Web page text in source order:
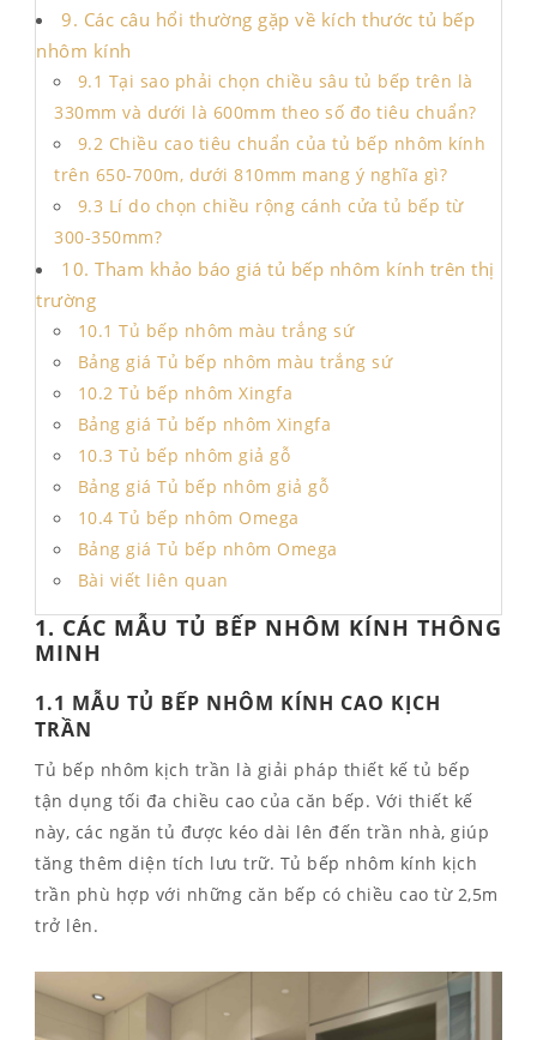
9. Các câu hổi thường gặp về kích thước tủ bếp
nhôm kính
9.1 Tại sao phải chọn chiều sâu tủ bếp trên là
330mm và dưới là 600mm theo số đo tiêu chuẩn?
9.2 Chiều cao tiêu chuẩn của tủ bếp nhôm kính
trên 650-700m, dưới 810mm mang ý nghĩa gì?
9.3 Lí do chọn chiều rộng cánh cửa tủ bếp từ
300-350mm?
10. Tham khảo báo giá tủ bếp nhôm kính trên thị
trường
10.1 Tủ bếp nhôm màu trắng sứ
Bảng giá Tủ bếp nhôm màu trắng sứ
10.2 Tủ bếp nhôm Xingfa
Bảng giá Tủ bếp nhôm Xingfa
10.3 Tủ bếp nhôm giả gỗ
Bảng giá Tủ bếp nhôm giả gỗ
10.4 Tủ bếp nhôm Omega
Bảng giá Tủ bếp nhôm Omega
Bài viết liên quan
1. CÁC MẪU TỦ BẾP NHÔM KÍNH THÔNG
MINH
1.1 MẪU TỦ BẾP NHÔM KÍNH CAO KỊCH
TRẦN
Tủ bếp nhôm kịch trần là giải pháp thiết kế tủ bếp
tận dụng tối đa chiều cao của căn bếp. Với thiết kế
này, các ngăn tủ được kéo dài lên đến trần nhà, giúp
tăng thêm diện tích lưu trữ. Tủ bếp nhôm kính kịch
trần phù hợp với những căn bếp có chiều cao từ 2,5m
trở lên.